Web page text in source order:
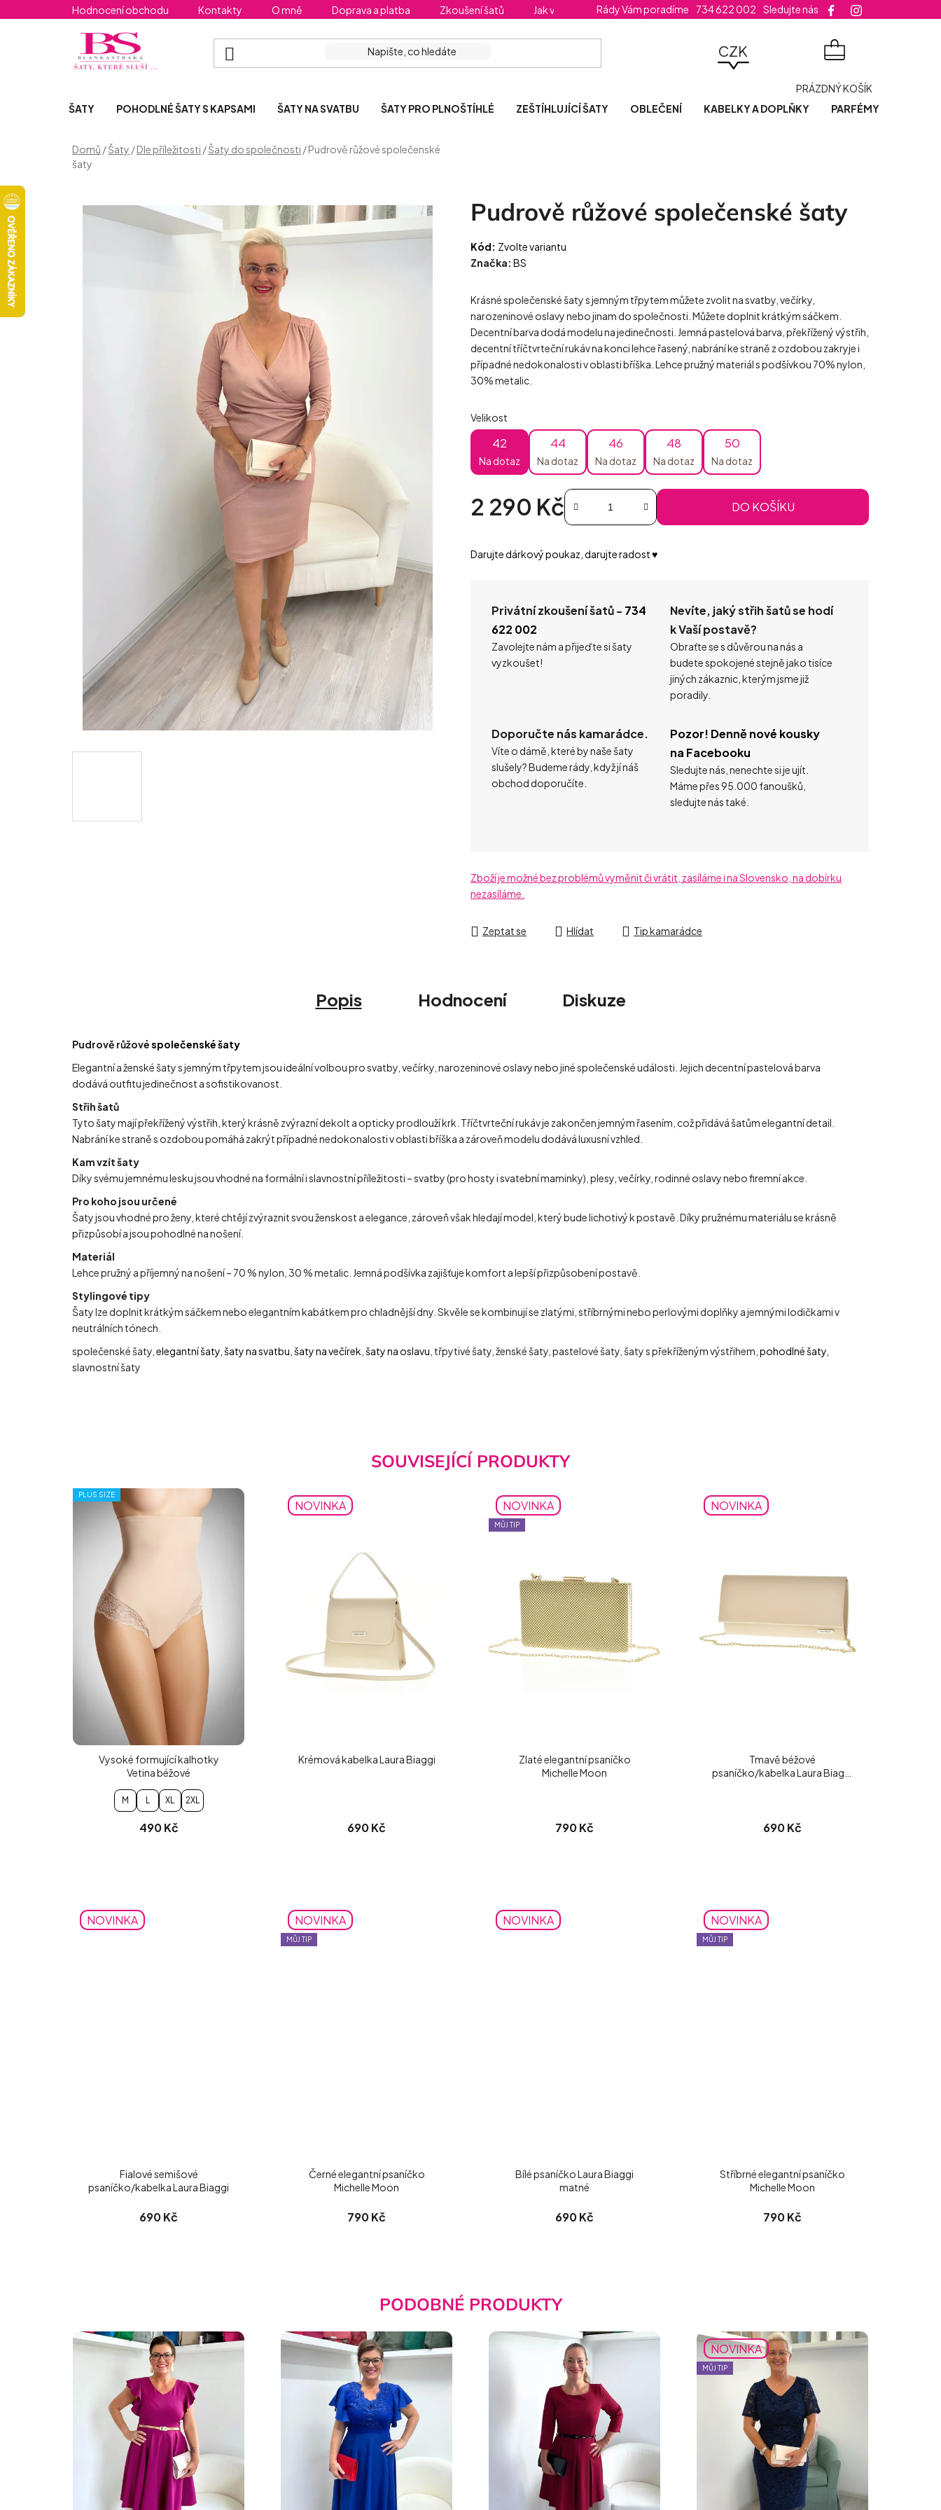
na
Hodnocení obchodu Kontakty O mně Doprava a platba Zkoušení šatů Jak vybrat správnou velikost šatů
Rády Vám poradíme 734 622 002 Sledujte nás
CZK
KOŠÍK
PRÁZDNÝ KOŠÍK
ŠATY
POHODLNÉ ŠATY S KAPSAMI ŠATY NA SVATBU ŠATY PRO PLNOŠTÍHLÉ ZEŠTÍHLUJÍCÍ ŠATY OBLEČENÍ KABELKY A DOPLŇKY PARFÉMY
Domů /Šaty /Dle příležitosti /Šaty do společnosti /Pudrově růžové společenské
šaty
Pudrově růžové společenské šaty
Kód: Zvolte variantu
Značka: BS
Krásné společenské šaty s jemným třpytem můžete zvolit na svatby, večírky,
narozeninové oslavy nebo jinam do společnosti. Můžete doplnit krátkým sáčkem.
Decentní barva dodá modelu na jedinečnosti. Jemná pastelová barva, překřížený výstřih,
decentní tříčtvrteční rukáv na konci lehce řasený, nabrání ke straně z ozdobou zakryje i
případné nedokonalosti v oblasti bříška. Lehce pružný materiál s podšívkou 70% nylon,
30% metalic.
Velikost
42
Na dotaz
44
Na dotaz
46
Na dotaz
48
Na dotaz
50
Na dotaz
2 290 Kč DO KOŠÍKU
Darujte dárkový poukaz, darujte radost ♥️
Privátní zkoušení šatů - 734
622 002
Zavolejte nám a přijeďte si šaty
vyzkoušet!
Nevíte, jaký střih šatů se hodí
k Vaší postavě?
Obraťte se s důvěrou na nás a
budete spokojené stejně jako tisíce
jiných zákaznic, kterým jsme již
poradily.
Doporučte nás kamarádce.
Víte o dámě, které by naše šaty
slušely? Budeme rády, když jí náš
obchod doporučíte.
Pozor! Denně nové kousky
na Facebooku
Sledujte nás, nenechte si je ujít.
Máme přes 95.000 fanoušků,
sledujte nás také.
Zboží je možné bez problémů vyměnit či vrátit, zasíláme i na Slovensko, na dobírku
nezasíláme.
Zeptat se Hlídat Tip kamarádce
Popis Hodnocení Diskuze
Pudrově růžovéspolečenské šaty
Elegantní a ženské šaty s jemným třpytem jsou ideální volbou pro svatby, večírky, narozeninové oslavy nebo jiné společenské události. Jejich decentní pastelová barva
dodává outfitu jedinečnost a sofistikovanost.
Střih šatů
Tyto šaty mají překřížený výstřih, který krásně zvýrazní dekolt a opticky prodlouží krk. Tříčtvrteční rukáv je zakončen jemným řasením, což přidává šatům elegantní detail.
Nabrání ke straně s ozdobou pomáhá zakrýt případné nedokonalosti v oblasti bříška a zároveň modelu dodává luxusní vzhled.
Kam vzít šaty
Díky svému jemnému lesku jsou vhodné na formální i slavnostní příležitosti – svatby (pro hosty i svatební maminky), plesy, večírky, rodinné oslavy nebo firemní akce.
Pro koho jsou určené
Šaty jsou vhodné pro ženy, které chtějí zvýraznit svou ženskost a elegance, zároveň však hledají model, který bude lichotivý k postavě. Díky pružnému materiálu se krásně
přizpůsobí a jsou pohodlné na nošení.
Materiál
Lehce pružný a příjemný na nošení – 70 % nylon, 30 % metalic. Jemná podšívka zajišťuje komfort a lepší přizpůsobení postavě.
Stylingové tipy
Šaty lze doplnit krátkým sáčkem nebo elegantním kabátkem pro chladnější dny. Skvěle se kombinují se zlatými, stříbrnými nebo perlovými doplňky a jemnými lodičkami v
neutrálních tónech.
společenské šaty, elegantní šaty šaty na svatbu šaty na večírek šaty na oslavu , třpytivé šaty, ženské šaty, pastelové šaty, šaty s překříženým výstřihem, pohodlné šaty
slavnostní šaty
SOUVISEJÍCÍ PRODUKTY
PLUS SIZE
Vysoké formující kalhotky
Vetina béžové
M L XL 2XL
490 Kč
NOVINKA
Krémová kabelka Laura Biaggi
690 Kč
NOVINKA
MŮJ TIP
Zlaté elegantní psaníčko
Michelle Moon
790 Kč
NOVINKA
Tmavě béžové
psaníčko/kabelka Laura Biaggi
690 Kč
NOVINKA
Fialové semišové
psaníčko/kabelka Laura Biaggi
690 Kč
NOVINKA
MŮJ TIP
Černé elegantní psaníčko
Michelle Moon
790 Kč
NOVINKA
Bílé psaníčko Laura Biaggi
matné
690 Kč
NOVINKA
MŮJ TIP
Stříbrné elegantní psaníčko
Michelle Moon
790 Kč
PODOBNÉ PRODUKTY
NOVINKA
MŮJ TIP